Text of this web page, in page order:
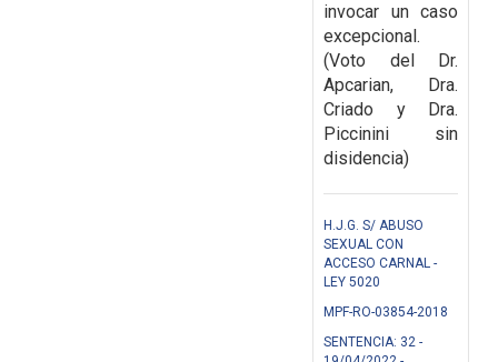
invocar un caso
excepcional.
(Voto del Dr.
Apcarian, Dra.
Criado y Dra.
Piccinini sin
disidencia)
H.J.G. S/ ABUSO
SEXUAL CON
ACCESO CARNAL -
LEY 5020
MPF-RO-03854-2018
SENTENCIA: 32 -